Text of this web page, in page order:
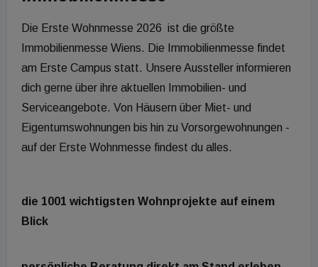
Die Erste Wohnmesse 2026 ist die größte
Immobilienmesse Wiens. Die Immobilienmesse findet
am Erste Campus statt. Unsere Aussteller informieren
dich gerne über ihre aktuellen Immobilien- und
Serviceangebote. Von Häusern über Miet- und
Eigentumswohnungen bis hin zu Vorsorgewohnungen -
auf der Erste Wohnmesse findest du alles.
die 1001 wichtigsten Wohnprojekte auf einem
Blick